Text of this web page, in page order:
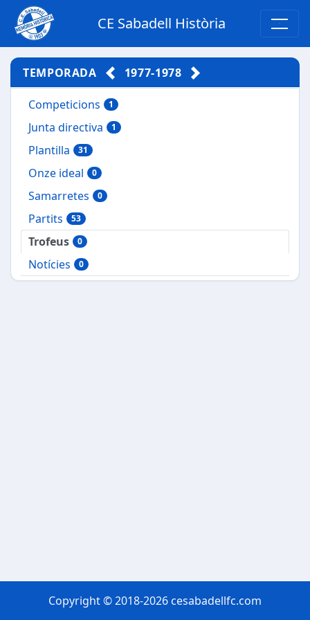
CE Sabadell Història
TEMPORADA 1977-1978
Competicions 1
Junta directiva 1
Plantilla 31
Onze ideal 0
Samarretes 0
Partits 53
Trofeus 0
Notícies 0
Copyright © 2018-2026 cesabadellfc.com